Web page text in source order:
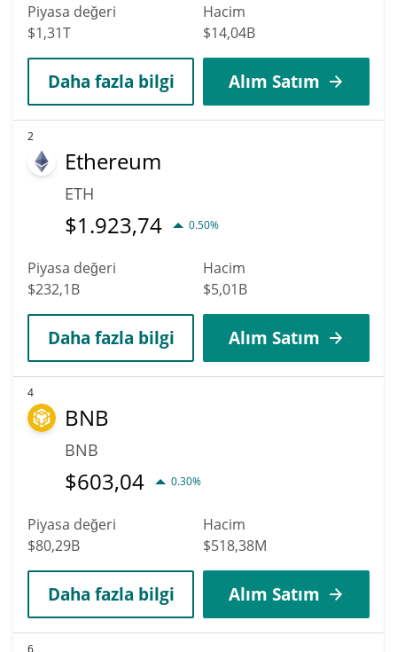
Piyasa değeri
$1,31T
Hacim
$14,04B
Daha fazla bilgi Alım Satım
2
Ethereum
ETH
$1.923,74 0.50%
Piyasa değeri
$232,1B
Hacim
$5,01B
Daha fazla bilgi Alım Satım
4
BNB
BNB
$603,04 0.30%
Piyasa değeri
$80,29B
Hacim
$518,38M
Daha fazla bilgi Alım Satım
6